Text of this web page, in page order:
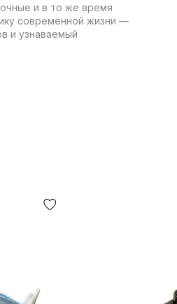
и в то же время
современной жизни —
и узнаваемый